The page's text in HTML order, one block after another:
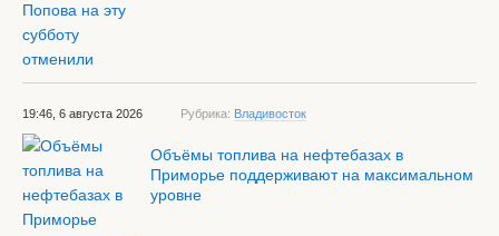
19:46, 6 августа 2026 Рубрика: Владивосток
Объёмы топлива на нефтебазах в
Приморье поддерживают на максимальном
уровне